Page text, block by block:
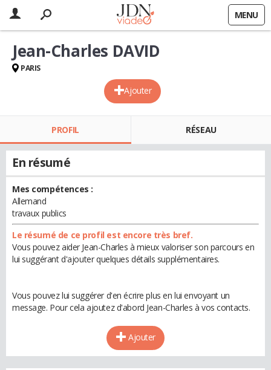
MENU
Ajouter
Jean-Charles DAVID
PARIS
PROFIL RÉSEAU
En résumé
Mes compétences :
Allemand
travaux publics
Le résumé de ce profil est encore très bref.
Vous pouvez aider Jean-Charles à mieux valoriser son parcours en
lui suggérant d'ajouter quelques détails supplémentaires.
Vous pouvez lui suggérer d'en écrire plus en lui envoyant un
message. Pour cela ajoutez d'abord Jean-Charles à vos contacts.
Ajouter